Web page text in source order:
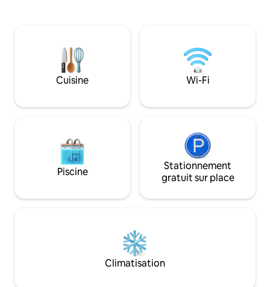
octobre) etc ...
l'orée d'une forêt
imprenable sur
Cuisine Wi-Fi
Piscine
Stationnement
gratuit sur place
Climatisation